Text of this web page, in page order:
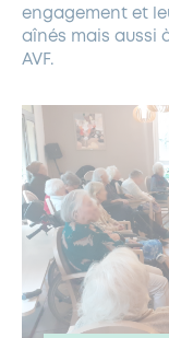
engagement et
aînés mais aussi
AVF.